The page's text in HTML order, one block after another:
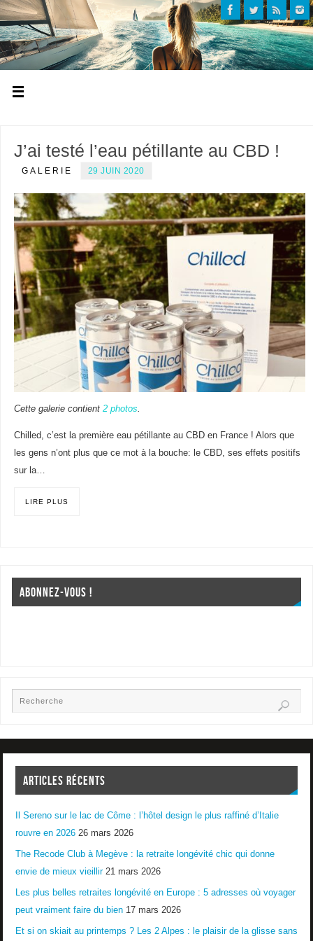
J’ai testé l’eau pétillante au CBD !
GALERIE 29 JUIN 2020
Cette galerie contient 2 photos
Chilled, c’est la première eau pétillante au CBD en France ! Alors que
les gens n’ont plus que ce mot à la bouche: le CBD, ses effets positifs
sur la…
LIRE PLUS
ABONNEZ-VOUS !
ARTICLES RÉCENTS
Il Sereno sur le lac de Côme : l’hôtel design le plus raffiné d’Italie
rouvre en 2026 26 mars 2026
The Recode Club à Megève : la retraite longévité chic qui donne
envie de mieux vieillir 21 mars 2026
Les plus belles retraites longévité en Europe : 5 adresses où voyager
peut vraiment faire du bien 17 mars 2026
Et si on skiait au printemps ? Les 2 Alpes : le plaisir de la glisse sans